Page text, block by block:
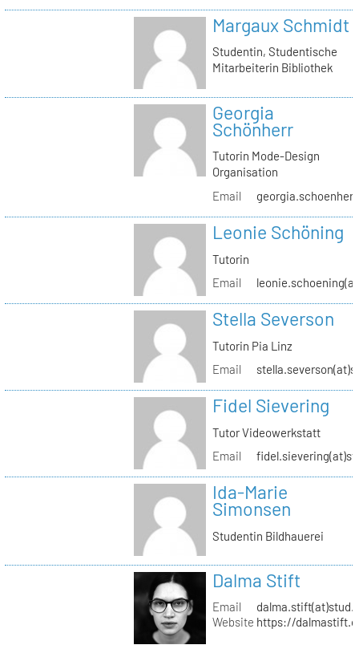
Margaux Schmidt
Studentin, Studentische
Mitarbeiterin Bibliothek
Georgia
Schönherr
Tutorin Mode-Design
Organisation
Email
Leonie Schöning
Tutorin
Email
Stella Severson
Tutorin Pia Linz
Email
Fidel Sievering
Tutor Videowerkstatt
Email
Ida-Marie
Simonsen
Studentin Bildhauerei
Dalma Stift
Email
Website https://